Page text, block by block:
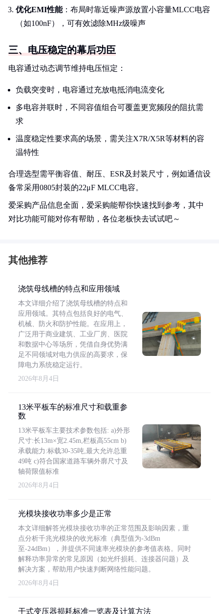
优化EMI性能：布局时靠近噪声源放置小容量MLCC电容
（如100nF），可有效滤除MHz级噪声
三、电压稳定的幕后功臣
电容通过动态调节维持电压恒定：
负载突变时，电容通过充放电抵消电流变化
多电容并联时，不同容值组合可覆盖更宽频段的阻抗需
求
温度稳定性要求高的场景，需关注X7R/X5R等材料的容
温特性
合理选型需平衡容值、耐压、ESR及封装尺寸，例如通信设
备常采用0805封装的22μF MLCC电容。
爱采购产品信息全面，爱采购能帮你快速找到参考，其中
对比功能可能对你有帮助，各位老板快去试试吧～
其他推荐
浇筑母线槽的特点和应用领域
本文详细介绍了浇筑母线槽的特点和
应用领域。其特点包括良好的电气、
机械、防火和防护性能。在应用上，
广泛用于商业建筑、工业厂房、医院
和数据中心等场所，凭借自身优势满
足不同领域对电力供应的高要求，保
障电力系统稳定运行。
2026年8月4日
13米平板车的标准尺寸和载重参
数
13米平板车主要技术参数包括: a)外形
尺寸:长13m×宽2.45m,栏板高55cm b)
承载能力:标载30-35吨,最大允许总重
49吨 c)符合国家道路车辆外廓尺寸及
轴荷限值标准
2026年8月4日
光模块接收功率多少是正常
本文详细解答光模块接收功率的正常范围及影响因素，重
点分析千兆光模块的收光标准（典型值为-3dBm
至-24dBm），并提供不同速率光模块的参考值表格。同时
解释功率异常的常见原因（如光纤损耗、连接器问题）及
解决方案，帮助用户快速判断网络性能问题。
2026年8月4日
干式变压器损耗标准一览表及计算方法